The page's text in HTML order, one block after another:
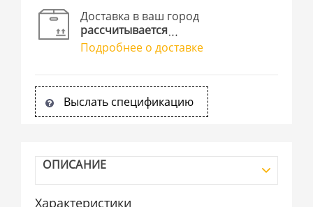
Доставка в ваш город
рассчитывается
Подробнее о доставке
Выслать спецификацию
ОПИСАНИЕ
Характеристики